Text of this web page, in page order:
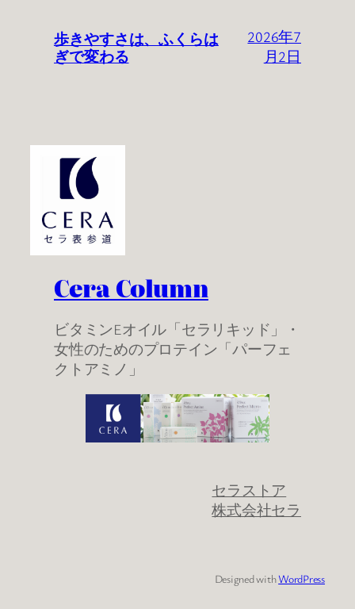
歩きやすさは、ふくらは
ぎで変わる
2026年7
月2日
Cera Column
ビタミンEオイル「セラリキッド」・
女性のためのプロテイン「パーフェ
クトアミノ」
セラストア
株式会社セラ
Designed withWordPress